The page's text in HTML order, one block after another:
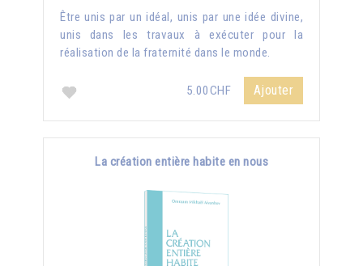
Être unis par un idéal, unis par une idée divine,
unis dans les travaux à exécuter pour la
réalisation de la fraternité dans le monde.
5.00CHF Ajouter
La création entière habite en nous